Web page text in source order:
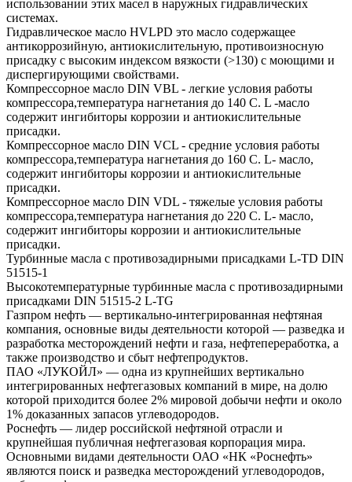
использовании этих масел в наружных гидравлических
системах.
Гидравлическое масло HVLPD это масло содержащее
антикоррозийную, антиокислительную, противоизносную
присадку с высоким индексом вязкости (>130) с моющими и
диспергирующими свойствами.
Компрессорное масло DIN VBL - легкие условия работы
компрессора,температура нагнетания до 140 С. L -масло
содержит ингибиторы коррозии и антиокислительные
присадки.
Компрессорное масло DIN VCL - средние условия работы
компрессора,температура нагнетания до 160 С. L- масло,
содержит ингибиторы коррозии и антиокислительные
присадки.
Компрессорное масло DIN VDL - тяжелые условия работы
компрессора,температура нагнетания до 220 С. L- масло,
содержит ингибиторы коррозии и антиокислительные
присадки.
Турбинные масла с противозадирными присадками L-TD DIN
51515-1
Высокотемпературные турбинные масла с противозадирными
присадками DIN 51515-2 L-TG
Газпром нефть — вертикально-интегрированная нефтяная
компания, основные виды деятельности которой — разведка и
разработка месторождений нефти и газа, нефтепереработка, а
также производство и сбыт нефтепродуктов.
ПАО «ЛУКОЙЛ» — одна из крупнейших вертикально
интегрированных нефтегазовых компаний в мире, на долю
которой приходится более 2% мировой добычи нефти и около
1% доказанных запасов углеводородов.
Роснефть — лидер российской нефтяной отрасли и
крупнейшая публичная нефтегазовая корпорация мира.
Основными видами деятельности ОАО «НК «Роснефть»
являются поиск и разведка месторождений углеводородов,